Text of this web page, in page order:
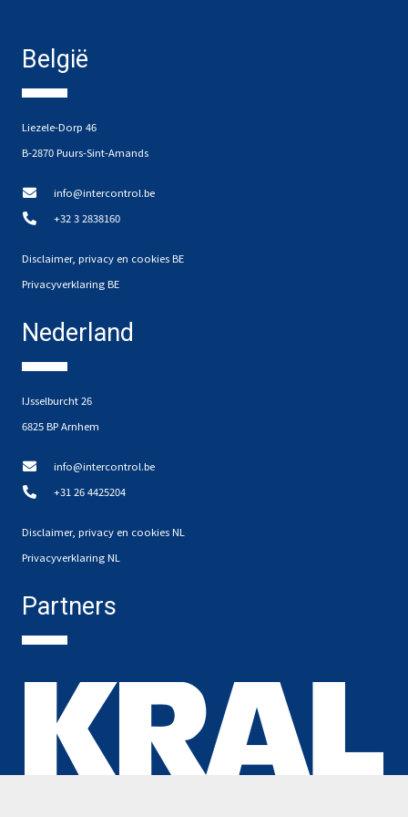
België
Liezele-Dorp 46
B-2870 Puurs-Sint-Amands
info@intercontrol.be
+32 3 2838160
Disclaimer, privacy en cookies BE
Privacyverklaring BE
Nederland
IJsselburcht 26
6825 BP Arnhem
info@intercontrol.be
+31 26 4425204
Disclaimer, privacy en cookies NL
Privacyverklaring NL
Partners